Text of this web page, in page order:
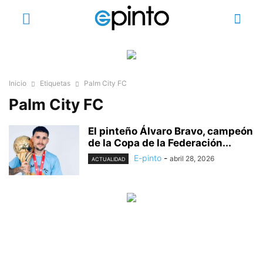
Inicio Etiquetas Palm City FC
Palm City FC
El pinteño Álvaro Bravo, campeón
de la Copa de la Federación...
ACTUALIDAD E-pinto - abril 28, 2026